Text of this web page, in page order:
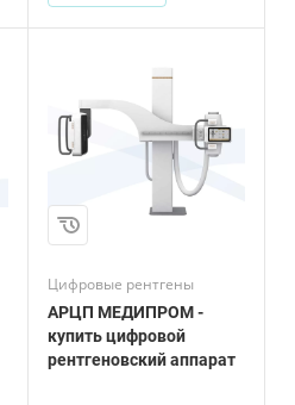
Цифровые рентгены
АРЦП МЕДИПРОМ -
купить цифровой
рентгеновский аппарат